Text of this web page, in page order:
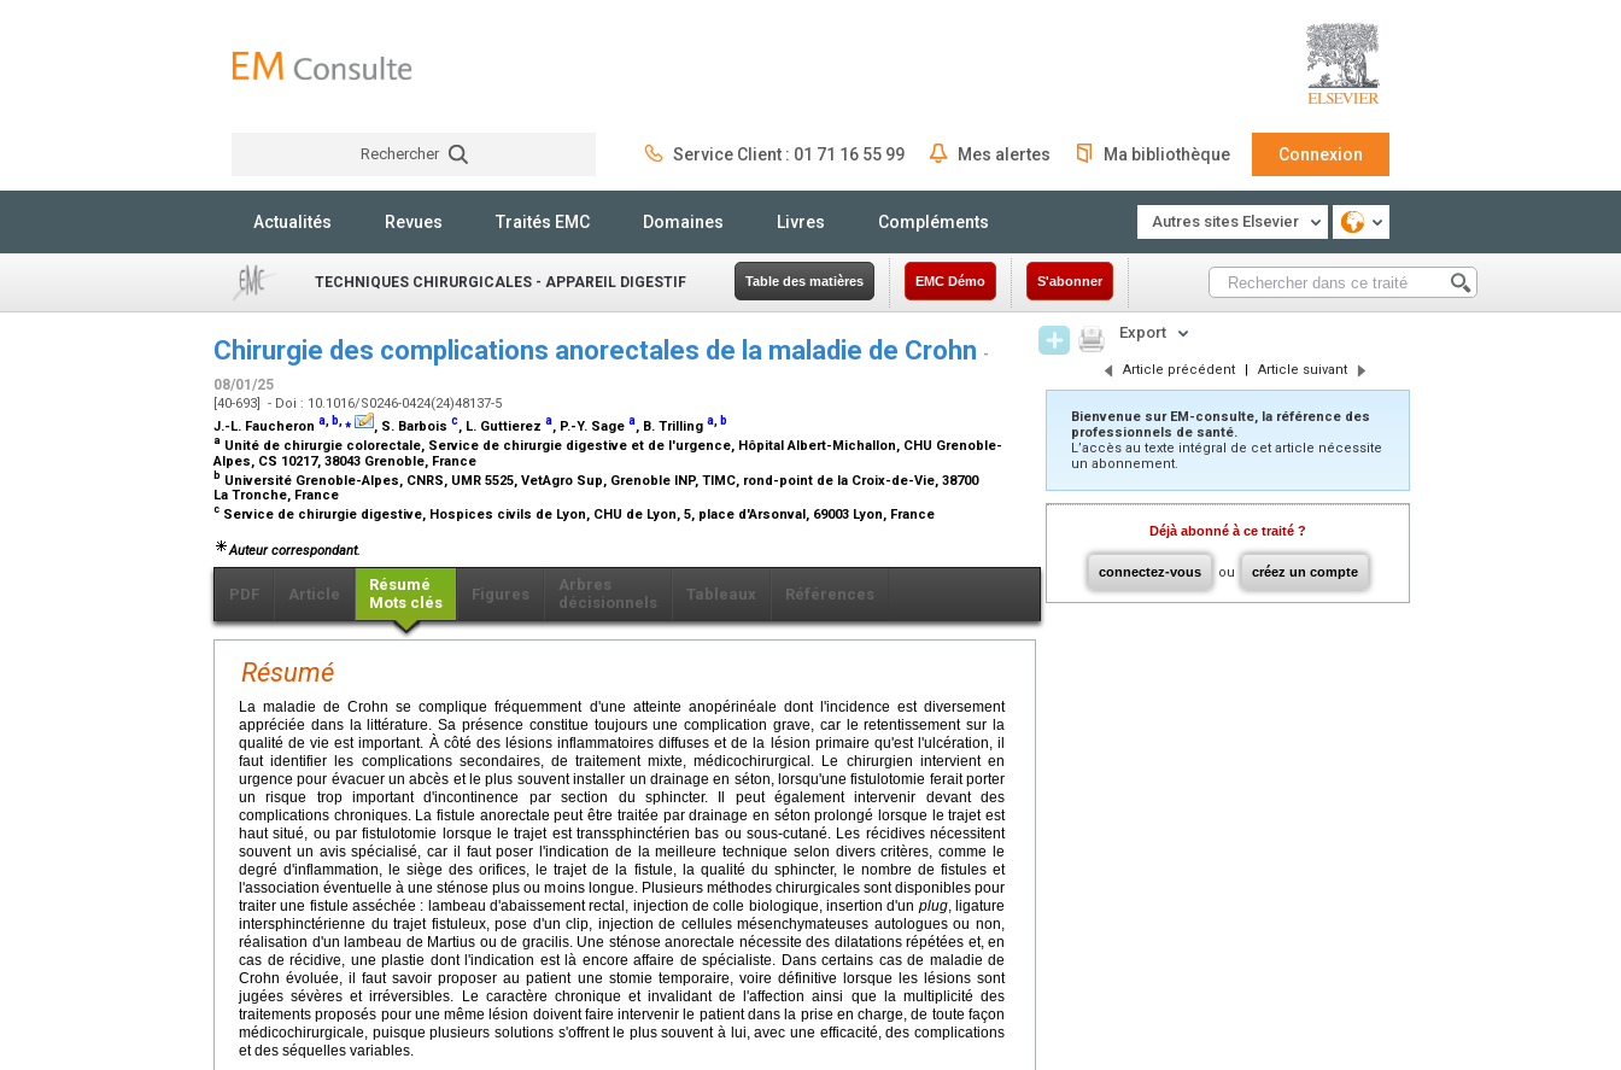
Rechercher Service Client : 01 71 16 55 99 Mes alertes Ma bibliothèque Connexion
Actualités Revues Traités EMC Domaines Livres Compléments Autres sites Elsevier
TECHNIQUES CHIRURGICALES - APPAREIL DIGESTIF Table des matières EMC Démo S'abonner
Chirurgie des complications anorectales de la maladie de Crohn -
08/01/25
[40-693] - Doi : 10.1016/S0246-0424(24)48137-5
J.-L. Faucheron a, b,⁎ , S. Barbois c, L. Guttierez a, P.-Y. Sage a, B. Trilling a, b
a Unité de chirurgie colorectale, Service de chirurgie digestive et de l'urgence, Hôpital Albert-Michallon, CHU Grenoble-
Alpes, CS 10217, 38043 Grenoble, France
b Université Grenoble-Alpes, CNRS, UMR 5525, VetAgro Sup, Grenoble INP, TIMC, rond-point de la Croix-de-Vie, 38700
La Tronche, France
c Service de chirurgie digestive, Hospices civils de Lyon, CHU de Lyon, 5, place d'Arsonval, 69003 Lyon, France
Auteur correspondant.
PDF Article
Résumé
Mots clés
Figures
Arbres
décisionnels
Tableaux Références
Résumé
La maladie de Crohn se complique fréquemment d'une atteinte anopérinéale dont l'incidence est diversement
appréciée dans la littérature. Sa présence constitue toujours une complication grave, car le retentissement sur la
qualité de vie est important. À côté des lésions inflammatoires diffuses et de la lésion primaire qu'est l'ulcération, il
faut identifier les complications secondaires, de traitement mixte, médicochirurgical. Le chirurgien intervient en
urgence pour évacuer un abcès et le plus souvent installer un drainage en séton, lorsqu'une fistulotomie ferait porter
un risque trop important d'incontinence par section du sphincter. Il peut également intervenir devant des
complications chroniques. La fistule anorectale peut être traitée par drainage en séton prolongé lorsque le trajet est
haut situé, ou par fistulotomie lorsque le trajet est transsphinctérien bas ou sous-cutané. Les récidives nécessitent
souvent un avis spécialisé, car il faut poser l'indication de la meilleure technique selon divers critères, comme le
degré d'inflammation, le siège des orifices, le trajet de la fistule, la qualité du sphincter, le nombre de fistules et
l'association éventuelle à une sténose plus ou moins longue. Plusieurs méthodes chirurgicales sont disponibles pour
traiter une fistule asséchée : lambeau d'abaissement rectal, injection de colle biologique, insertion d'un plug, ligature
intersphinctérienne du trajet fistuleux, pose d'un clip, injection de cellules mésenchymateuses autologues ou non,
réalisation d'un lambeau de Martius ou de gracilis. Une sténose anorectale nécessite des dilatations répétées et, en
cas de récidive, une plastie dont l'indication est là encore affaire de spécialiste. Dans certains cas de maladie de
Crohn évoluée, il faut savoir proposer au patient une stomie temporaire, voire définitive lorsque les lésions sont
jugées sévères et irréversibles. Le caractère chronique et invalidant de l'affection ainsi que la multiplicité des
traitements proposés pour une même lésion doivent faire intervenir le patient dans la prise en charge, de toute façon
médicochirurgicale, puisque plusieurs solutions s'offrent le plus souvent à lui, avec une efficacité, des complications
et des séquelles variables.
Export
Article précédent | Article suivant
Bienvenue sur EM-consulte, la référence des
professionnels de santé.
L’accès au texte intégral de cet article nécessite
un abonnement.
Déjà abonné à ce traité ?
connectez-vous ou créez un compte